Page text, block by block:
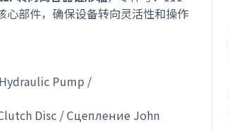
心部件，确保设备转向灵活性和操作
Pump /
Disc / Сцепление John